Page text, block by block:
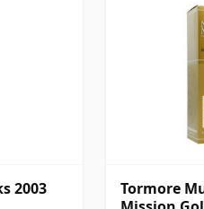
2003
Tormore